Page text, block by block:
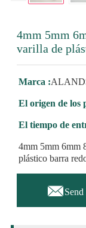
4mm 5mm
varilla de
Marca :
El origen de los
El tiempo de
4mm 5mm 6mm
plástico barra
